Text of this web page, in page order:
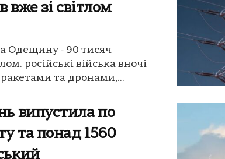
вже зі світлом
Одещину - 90 тисяч
російські війська вночі
та дронами,...
випустила по
та понад 1560